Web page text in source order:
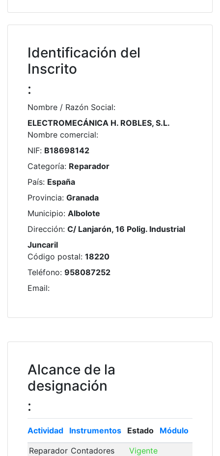
Identificación del
Inscrito
:
Nombre / Razón Social:
ELECTROMECÁNICA H. ROBLES, S.L.
Nombre comercial:
NIF: B18698142
Categoría: Reparador
País: España
Provincia: Granada
Municipio: Albolote
Dirección: C/ Lanjarón, 16 Polig. Industrial
Juncaril
Código postal: 18220
Teléfono: 958087252
Email:
Alcance de la
designación
:
Actividad Instrumentos Estado Módulo
Reparador Contadores Vigente